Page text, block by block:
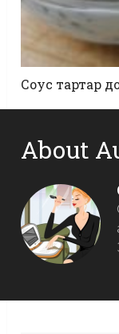
Соус тартар
About